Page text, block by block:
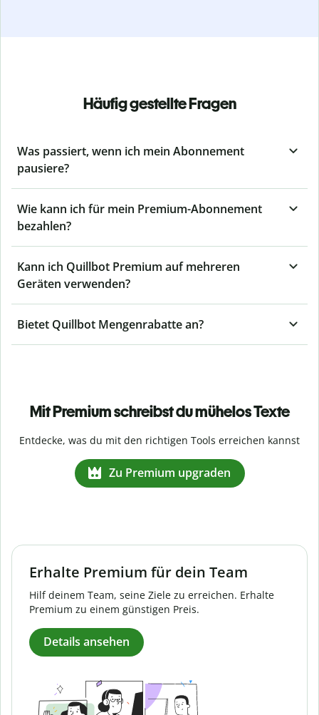
Häufig gestellte Fragen
Was passiert, wenn ich mein Abonnement
pausiere?
Wie kann ich für mein Premium-Abonnement
bezahlen?
Kann ich Quillbot Premium auf mehreren
Geräten verwenden?
Bietet Quillbot Mengenrabatte an?
Mit Premium schreibst du mühelos Texte
Entdecke, was du mit den richtigen Tools erreichen kannst
Zu Premium upgraden
Erhalte Premium für dein Team
Hilf deinem Team, seine Ziele zu erreichen. Erhalte
Premium zu einem günstigen Preis.
Details ansehen